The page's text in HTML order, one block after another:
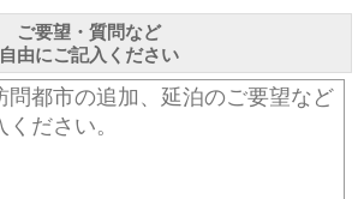
ご要望・質問など
自由にご記入ください